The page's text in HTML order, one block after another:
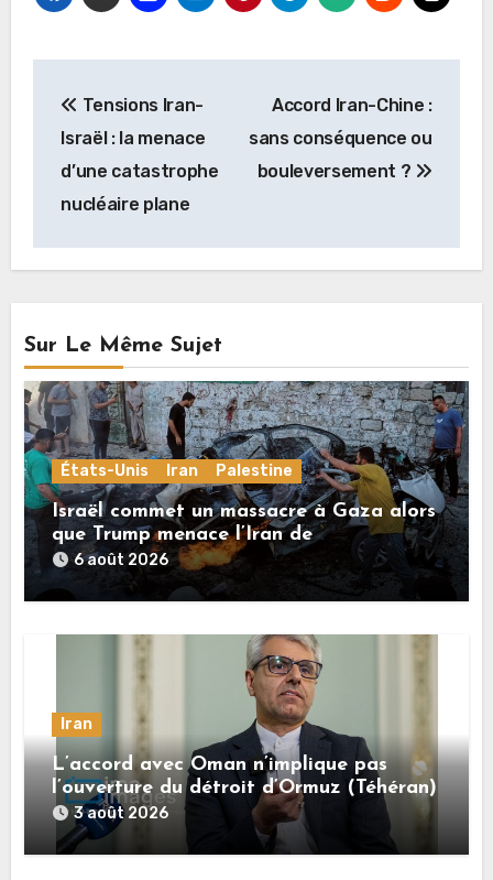
de
l’article
Tensions Iran-
Israël : la menace
d’une catastrophe
nucléaire plane
Accord Iran-Chine :
sans conséquence ou
bouleversement ?
Sur Le Même Sujet
États-Unis Iran Palestine
Israël commet un massacre à Gaza alors
que Trump menace l’Iran de
«décapitation»
6 août 2026
Iran
L’accord avec Oman n’implique pas
l’ouverture du détroit d’Ormuz (Téhéran)
3 août 2026